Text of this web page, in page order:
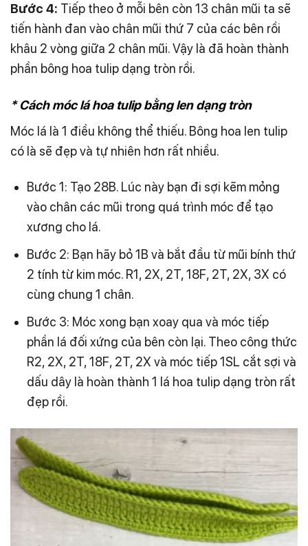
Bước 4: Tiếp theo ở mỗi bên còn 13 chân mũi ta sẽ
tiến hành đan vào chân mũi thứ 7 của các bên rồi
khâu 2 vòng giữa 2 chân mũi. Vậy là đã hoàn thành
phần bông hoa tulip dạng tròn rồi.
* Cách móc lá hoa tulip bằng len dạng tròn
Móc lá là 1 điều không thể thiếu. Bông hoa len tulip
có là sẽ đẹp và tự nhiên hơn rất nhiều.
Bước 1: Tạo 28B. Lúc này bạn đi sợi kẽm mỏng
vào chân các mũi trong quá trình móc để tạo
xương cho lá.
Bước 2: Bạn hãy bỏ 1B và bắt đầu từ mũi bính thứ
2 tính từ kim móc. R1, 2X, 2T, 18F, 2T, 2X, 3X có
cùng chung 1 chân.
Bước 3: Móc xong bạn xoay qua và móc tiếp
phần lá đối xứng của bên còn lại. Theo công thức
R2, 2X, 2T, 18F, 2T, 2X và móc tiếp 1SL cắt sợi và
dấu dây là hoàn thành 1 lá hoa tulip dạng tròn rất
đẹp rồi.